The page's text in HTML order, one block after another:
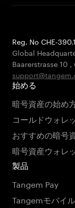
Reg. No CHE-
Global
Baarerstrasse 10 ,
始める
暗号資産の始め
コールドウォレ
おすすめの暗号
暗号資産ウォレ
製品
Tangem Pay
Tangemモバイル